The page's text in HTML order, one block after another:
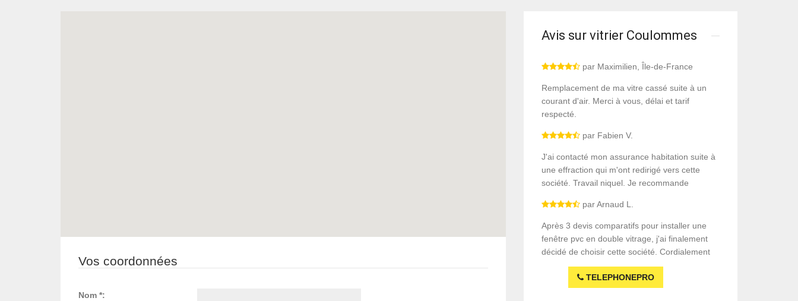
Vos coordonnées
Nom *:
Avis sur vitrier Coulommes
par Maximilien, Île-de-France
Remplacement de ma vitre cassé suite à un
courant d'air. Merci à vous, délai et tarif
respecté.
par Fabien V.
J'ai contacté mon assurance habitation suite à
une effraction qui m'ont redirigé vers cette
société. Travail niquel. Je recommande
par Arnaud L.
Après 3 devis comparatifs pour installer une
fenêtre pvc en double vitrage, j'ai finalement
décidé de choisir cette société. Cordialement
TELEPHONEPRO